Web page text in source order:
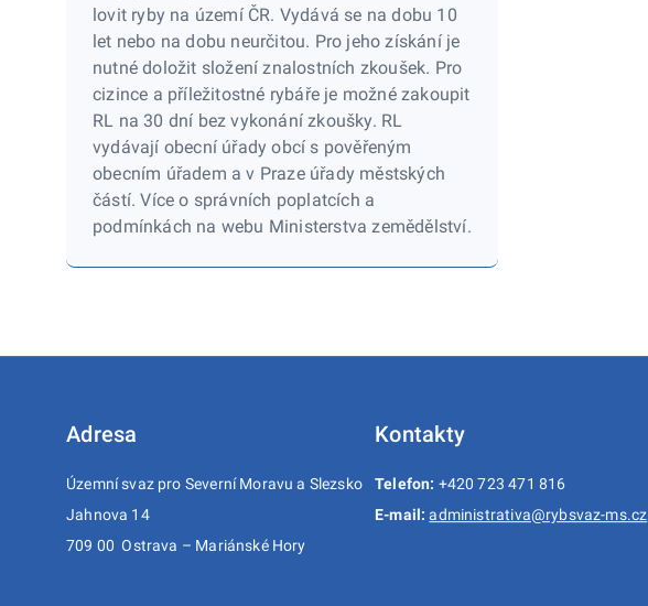
lovit ryby na území ČR. Vydává se na dobu 10
let nebo na dobu neurčitou. Pro jeho získání je
nutné doložit složení znalostních zkoušek. Pro
cizince a příležitostné rybáře je možné zakoupit
RL na 30 dní bez vykonání zkoušky. RL
vydávají obecní úřady obcí s pověřeným
obecním úřadem a v Praze úřady městských
částí. Více o správních poplatcích a
podmínkách na webu Ministerstva zemědělství.
Adresa
Územní svaz pro Severní Moravu a Slezsko
Jahnova 14
709 00 Ostrava – Mariánské Hory
Kontakty
Telefon: +420 723 471 816
E-mail: administrativa@rybsvaz-ms.cz